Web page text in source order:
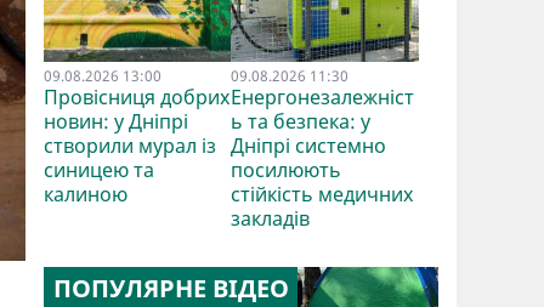
09.08.2026 13:00
Провісниця добрих
новин: у Дніпрі
створили мурал із
синицею та
калиною
09.08.2026 11:30
Енергонезалежніст
ь та безпека: у
Дніпрі системно
посилюють
стійкість медичних
закладів
ПОПУЛЯРНЕ ВІДЕО